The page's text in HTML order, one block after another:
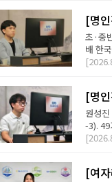
[명
초·중
배 한
[명
원성
-3). 49
[여